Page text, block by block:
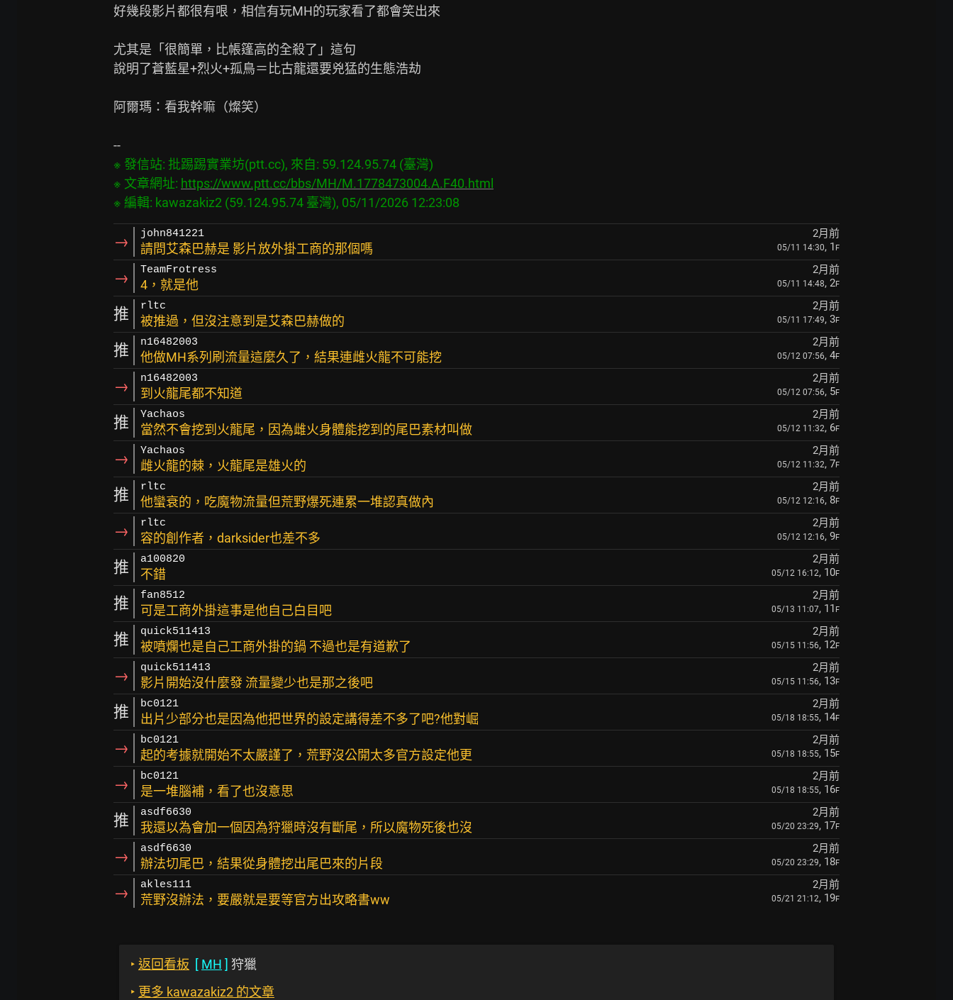
好幾段影片都很有哏，相信有玩MH的玩家看了都會笑出來
尤其是「很簡單，比帳篷高的全殺了」這句
說明了蒼藍星+烈火+孤鳥＝比古龍還要兇猛的生態浩劫
阿爾瑪：看我幹嘛（燦笑）
※ 發信站: 批踢踢實業坊(ptt.cc), 來自: 59.124.95.74 (臺灣)
※ 文章網址: https://www.ptt.cc/bbs/MH/M.1778473004.A.F40.html
→ john841221 2月前
請問艾森巴赫是 影片放外掛工商的那個嗎 05/11 14:30, 1 F
→ TeamFrotress 2月前
4，就是他 05/11 14:48, 2F
推 rltc 2月前
被推過，但沒注意到是艾森巴赫做的 05/11 17:49, 3F
推 n16482003 2月前
他做MH系列刷流量這麼久了，結果連雌火龍不可能挖 05/12 07:56, 4F
→ n16482003 2月前
到火龍尾都不知道 05/12 07:56, 5F
推 Yachaos 2月前
當然不會挖到火龍尾，因為雌火身體能挖到的尾巴素材叫做 05/12 11:32, 6F
→ Yachaos 2月前
雌火龍的棘，火龍尾是雄火的 05/12 11:32, 7F
推 rltc 2月前
他蠻衰的，吃魔物流量但荒野爆死連累一堆認真做內 05/12 12:16, 8F
→ rltc 2月前
容的創作者，darksider也差不多 05/12 12:16, 9F
推 a100820 2月前
不錯 05/12 16:12, 10F
推 fan8512 2月前
可是工商外掛這事是他自己白目吧 05/13 11:07, 11 F
推 quick511413 2月前
被噴爛也是自己工商外掛的鍋 不過也是有道歉了 05/15 11:56, 12F
→ quick511413 2月前
影片開始沒什麼發 流量變少也是那之後吧 05/15 11:56, 13F
推 bc0121 2月前
出片少部分也是因為他把世界的設定講得差不多了吧?他對崛 05/18 18:55, 14F
→ bc0121 2月前
起的考據就開始不太嚴謹了，荒野沒公開太多官方設定他更 05/18 18:55, 15F
→ bc0121 2月前
是一堆腦補，看了也沒意思 05/18 18:55, 16F
推 asdf6630 2月前
我還以為會加一個因為狩獵時沒有斷尾，所以魔物死後也沒 05/20 23:29, 17F
→ asdf6630 2月前
辦法切尾巴，結果從身體挖出尾巴來的片段 05/20 23:29, 18F
→ akles111 2月前
荒野沒辦法，要嚴就是要等官方出攻略書ww 05/21 21:12, 19F
‣ 返回看板 [ MH ] 狩獵
‣ 更多 kawazakiz2 的文章